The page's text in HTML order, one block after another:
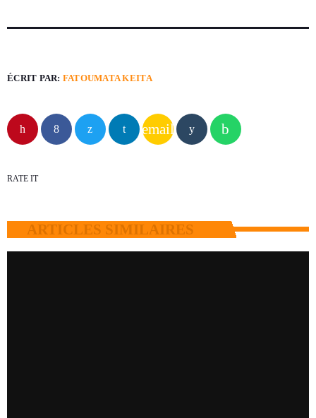
ÉCRIT PAR: FATOUMATA KEITA
email
RATE IT
ARTICLES SIMILAIRES